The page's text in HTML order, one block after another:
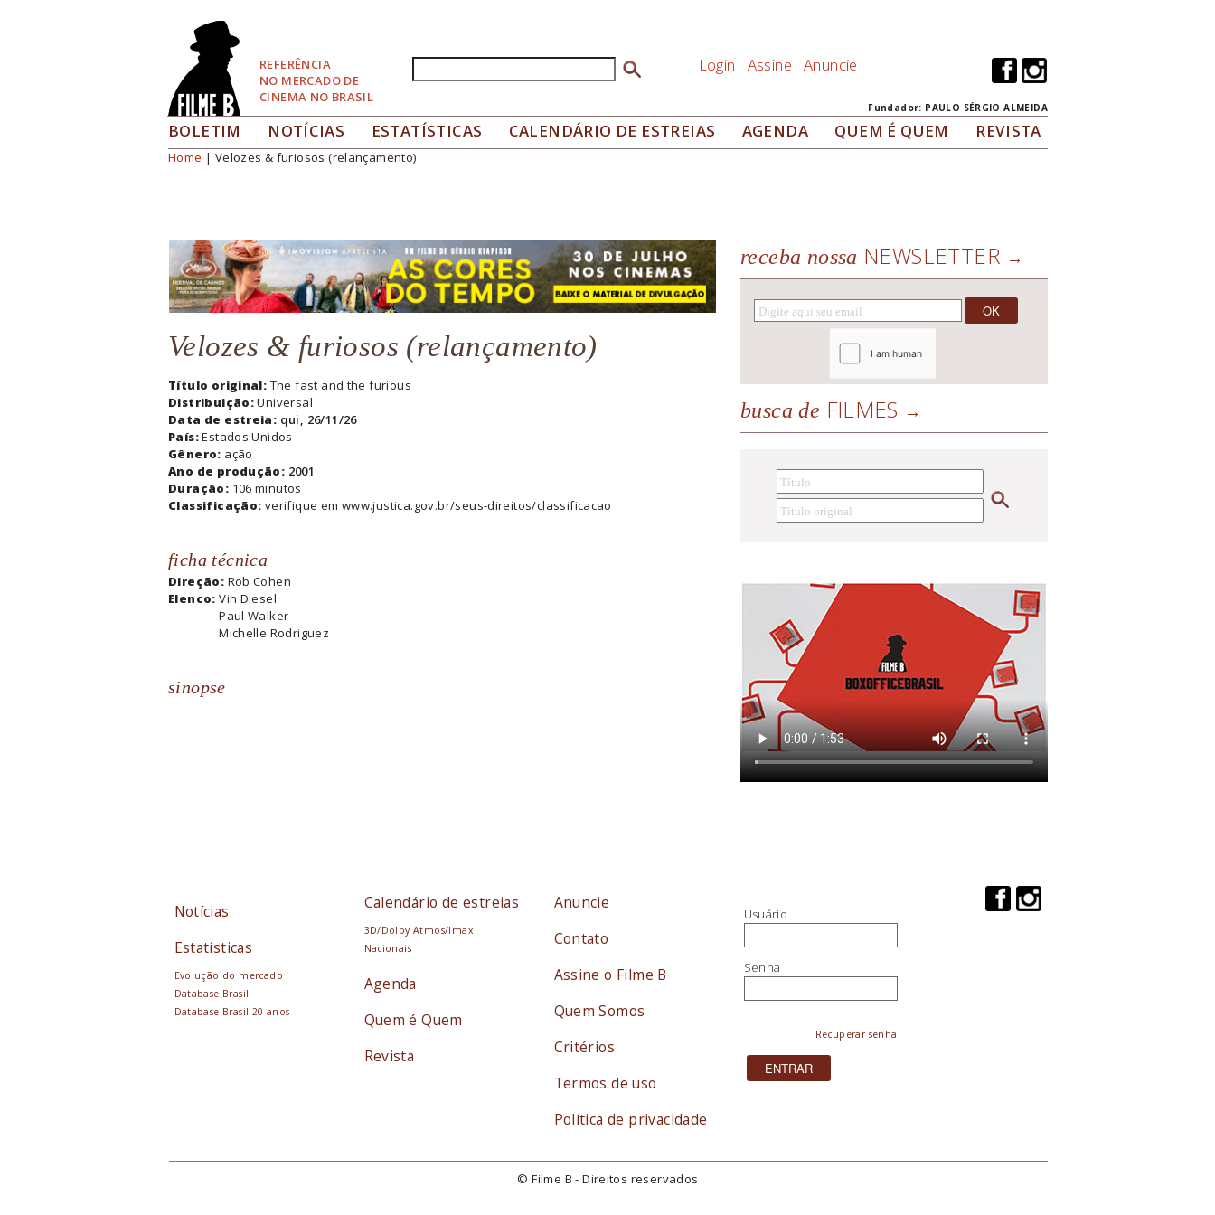
REFERÊNCIA
NO MERCADO DE
CINEMA NO BRASIL
Formulário de busca Login Assine Anuncie
Fundador: PAULO SÉRGIO ALMEIDA
BOLETIM NOTÍCIAS ESTATÍSTICAS CALENDÁRIO DE ESTREIAS AGENDA QUEM É QUEM REVISTA
Você está aqui
Home | Velozes & furiosos (relançamento)
Velozes & furiosos (relançamento)
Título original: The fast and the furious
Distribuição:Universal
Data de estreia: qui, 26/11/26
País:Estados Unidos
Gênero: ação
Ano de produção: 2001
Duração: 106 minutos
Classificação: verifique em www.justica.gov.br/seus-direitos/classificacao
ficha técnica
Direção: Rob Cohen
Elenco:Vin Diesel
Paul Walker
Michelle Rodriguez
sinopse
receba nossa NEWSLETTER
busca de FILMES
Notícias
Estatísticas
Evolução do mercado
Database Brasil
Database Brasil 20 anos
Calendário de estreias
3D/Dolby Atmos/Imax
Nacionais
Agenda
Quem é Quem
Revista
Anuncie
Contato
Assine o Filme B
Quem Somos
Critérios
Termos de uso
Política de privacidade
Usuário
Senha
Recuperar senha
© Filme B - Direitos reservados